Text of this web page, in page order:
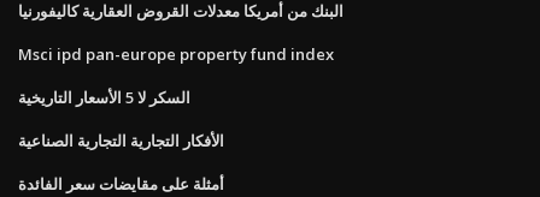
البنك من أمريكا معدلات القروض العقارية كاليفورنيا
Msci ipd pan-europe property fund index
السكر لا 5 الأسعار التاريخية
الأفكار التجارية التجارية الصناعية
أمثلة على مقايضات سعر الفائدة